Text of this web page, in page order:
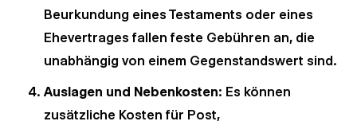
Beurkundung eines Testaments oder eines
Ehevertrages fallen feste Gebühren an, die
unabhängig von einem Gegenstandswert sind.
Auslagen und Nebenkosten: Es können
zusätzliche Kosten für Post,